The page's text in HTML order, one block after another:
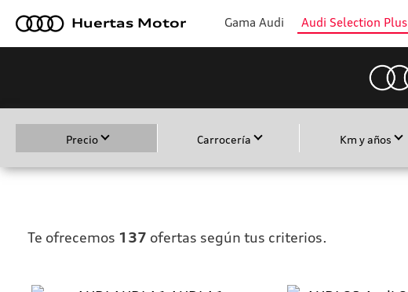
a Huertas Motor Gama Audi Audi Selection Plus
Precio Carrocería Km y años
Te ofrecemos 137 ofertas según tus criterios.